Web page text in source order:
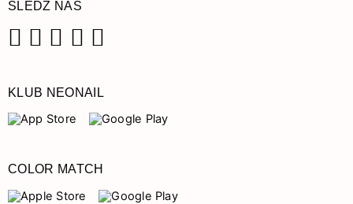
ŚLEDŹ NAS
KLUB NEONAIL
COLOR MATCH